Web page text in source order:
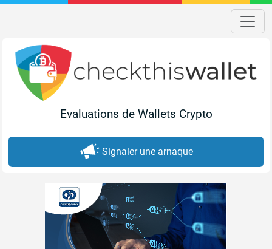
Evaluations de Wallets Crypto
Signaler une arnaque